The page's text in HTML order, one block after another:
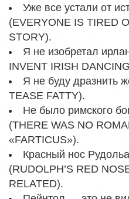
Уже все устали от
(EVERYONE IS TIRED
STORY).
Я не изобретал
INVENT IRISH
Я не буду дразнить
TEASE FATTY).
Не было римского
(THERE WAS NO
«FARTICUS»).
Красный нос
(RUDOLPH’S RED
RELATED).